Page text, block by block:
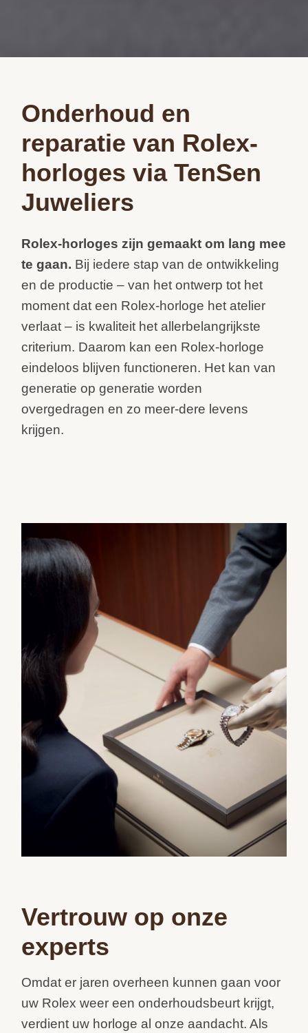
Onderhoud en
reparatie van Rolex-
horloges via TenSen
Juweliers
Rolex-horloges zijn gemaakt om lang mee
te gaan. Bij iedere stap van de ontwikkeling
en de productie – van het ontwerp tot het
moment dat een Rolex-horloge het atelier
verlaat – is kwaliteit het allerbelangrijkste
criterium. Daarom kan een Rolex-horloge
eindeloos blijven functioneren. Het kan van
generatie op generatie worden
overgedragen en zo meer-dere levens
krijgen.
Vertrouw op onze
experts
Omdat er jaren overheen kunnen gaan voor
uw Rolex weer een onderhoudsbeurt krijgt,
verdient uw horloge al onze aandacht. Als